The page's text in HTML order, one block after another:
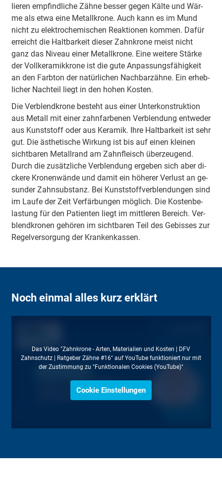
lie­ren emp­find­li­che Zäh­ne bes­ser ge­gen Käl­te und Wär­
me als et­wa ei­ne Me­tall­kro­ne. Auch kann es im Mund
nicht zu elek­tro­che­mi­schen Re­ak­tio­nen kom­men. Da­für
er­reicht die Halt­bar­keit die­ser Zahn­kro­ne meist nicht
ganz das Ni­veau ei­ner Me­tall­kro­ne. Ei­ne wei­te­re Stär­ke
der Voll­ke­ra­mik­kro­ne ist die gu­te An­pas­sungs­fä­hig­keit
an den Farb­ton der na­tür­li­chen Nach­bar­zäh­ne. Ein er­heb­
li­cher Nach­teil liegt in den ho­hen Kos­ten.
Die Ver­blend­kro­ne be­steht aus ei­ner Un­ter­kon­struk­ti­on
aus Me­tall mit ei­ner zahn­far­be­nen Ver­blen­dung ent­we­der
aus Kunst­stoff oder aus Ke­ra­mik. Ih­re Halt­bar­keit ist sehr
gut. Die äs­the­ti­sche Wir­kung ist bis auf ei­nen klei­nen
sicht­ba­ren Me­tall­rand am Zahn­fleisch über­zeu­gend.
Durch die zu­sätz­li­che Ver­blen­dung er­ge­ben sich aber di­
cke­re Kro­nen­wän­de und da­mit ein hö­he­rer Ver­lust an ge­
sun­der Zahn­sub­stanz. Bei Kunst­stoff­ver­blen­dun­gen sind
im Lau­fe der Zeit Ver­fär­bun­gen mög­lich. Die Kos­ten­be­
las­tung für den Pa­ti­en­ten liegt im mit­tle­ren Be­reich. Ver­
blend­kro­nen ge­hö­ren im sicht­ba­ren Teil des Ge­bis­ses zur
Re­gel­ver­sor­gung der Kran­ken­kass­en.
Noch einmal alles kurz erklärt
Das Video "Zahnkrone - Arten, Materialien und Kosten | DFV
Zahnschutz | Ratgeber Zähne #16" auf YouTube funktioniert nur mit
der Zustimmung zu "Funktionalen Cookies (YouTube)"
Cookie Einstellungen